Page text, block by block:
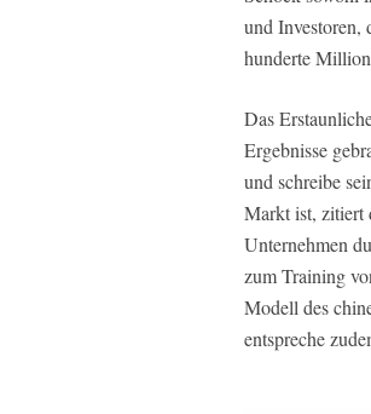
und Investoren,
hunderte
Das
Ergebnisse
und schreibe
Markt ist, zitiert
Unternehmen
zum Training
Modell des
entspreche